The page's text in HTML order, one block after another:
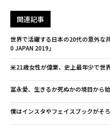
関連記事
世界で活躍する日本の20代の意外
0 JAPAN 2019」
米21歳女性が偉業、史上最年少で世
冨永愛、生きるか死ぬかの境目から
僕はインスタやフェイスブックがそ